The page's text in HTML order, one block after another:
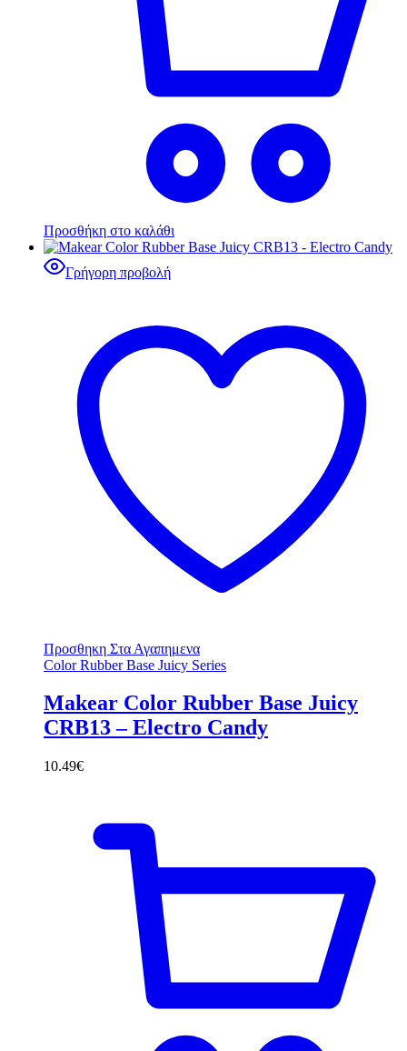
Προσθήκη στο καλάθι
Γρήγορη προβολή
Προσθηκη Στα Αγαπημενα
Color Rubber Base Juicy Series
Makear Color Rubber Base Juicy
CRB13 – Electro Candy
10.49€